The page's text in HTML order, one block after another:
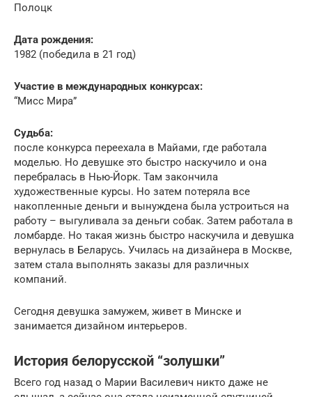
Полоцк
Дата рождения:
1982 (победила в 21 год)
Участие в международных конкурсах:
“Мисс Мира”
Судьба:
после конкурса переехала в Майами, где работала
моделью. Но девушке это быстро наскучило и она
перебралась в Нью-Йорк. Там закончила
художественные курсы. Но затем потеряла все
накопленные деньги и вынуждена была устроиться на
работу – выгуливала за деньги собак. Затем работала в
ломбарде. Но такая жизнь быстро наскучила и девушка
вернулась в Беларусь. Училась на дизайнера в Москве,
затем стала выполнять заказы для различных
компаний.
Сегодня девушка замужем, живет в Минске и
занимается дизайном интерьеров.
История белорусской “золушки”
Всего год назад о Марии Василевич никто даже не